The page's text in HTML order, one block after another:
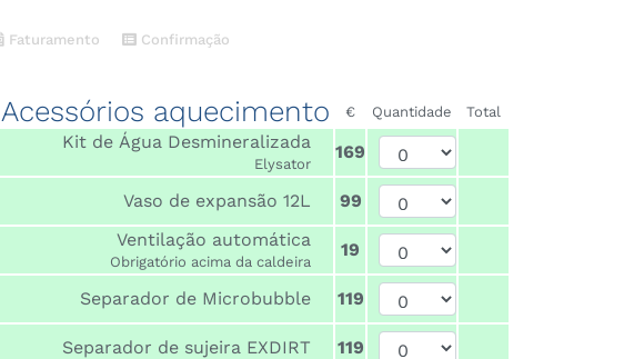
Faturamento Confirmação
Acessórios aquecimento € Quantidade Total
Kit de Água Desmineralizada
Elysator
169
Vaso de expansão 12L
99
Ventilação automática
Obrigatório acima da caldeira
19
Separador de Microbubble 119
Separador de sujeira EXDIRT
119